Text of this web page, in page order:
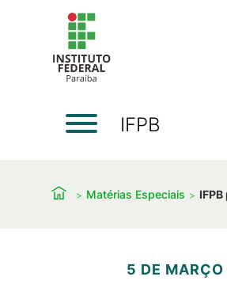
IFPB
Matérias Especiais
5 DE